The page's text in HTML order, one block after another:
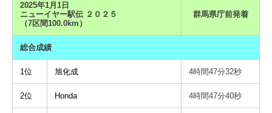
2025年1月1日
ニューイヤー駅伝 ２０２５
（7区間100.0km）
群馬県庁前発着
総合成績
1位 旭化成 4時間47分32秒
2位 Honda 4時間47分40秒